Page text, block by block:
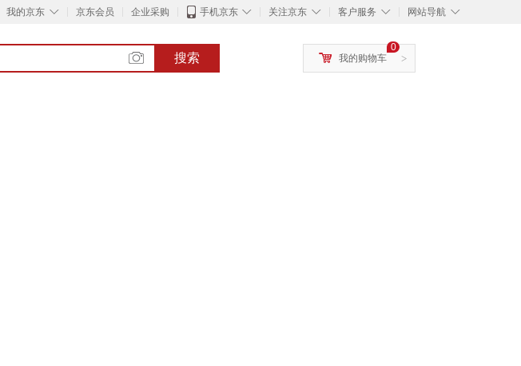
◇
我的京东 京东会员 企业采购 ◇
手机京东 ◇
关注京东 ◇
客户服务 ◇
网站导航
搜索 >
0
我的购物车